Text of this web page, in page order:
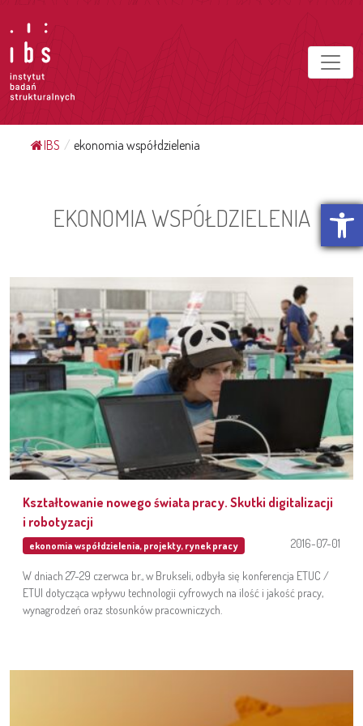
Otwórz
IBS / ekonomia współdzielenia
EKONOMIA WSPÓŁDZIELENIA
Kształtowanie nowego świata pracy. Skutki digitalizacji
i robotyzacji
ekonomia współdzielenia, projekty, rynek pracy 2016-07-01
W dniach 27-29 czerwca br., w Brukseli, odbyła się konferencja ETUC /
ETUI dotycząca wpływu technologii cyfrowych na ilość i jakość pracy,
wynagrodzeń oraz stosunków pracowniczych.